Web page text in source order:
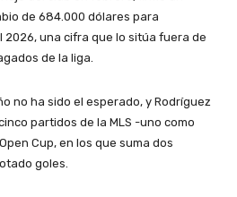
de 684.000 dólares para
2026, una cifra que lo sitúa fuera de
de la liga.
no ha sido el esperado, y Rodríguez
partidos de la MLS -uno como
Cup, en los que suma dos
goles.